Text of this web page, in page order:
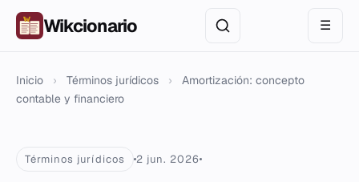
Wikcionario ☰
Inicio › Términos jurídicos ›
Amortización: concepto
contable y financiero
Términos jurídicos 2 jun. 2026